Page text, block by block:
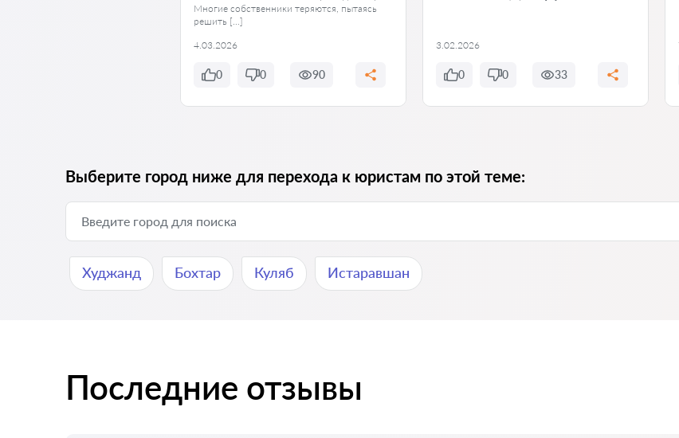
Многие собственники теряются, пытаясь
решить […]
4.03.2026
0 0 90
3.02.2026
0 0 33
Выберите город ниже для перехода к юристам по этой теме:
Худжанд Бохтар Куляб Истаравшан
Последние отзывы